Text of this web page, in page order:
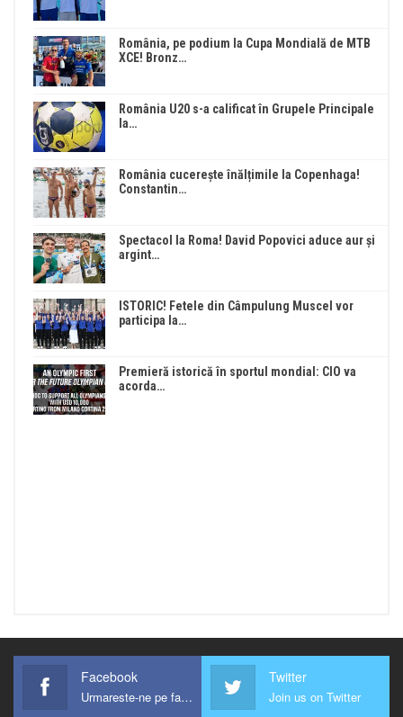
România, pe podium la Cupa Mondială de MTB
XCE! Bronz…
România U20 s-a calificat în Grupele Principale
la…
România cucerește înălțimile la Copenhaga!
Constantin…
Spectacol la Roma! David Popovici aduce aur și
argint…
ISTORIC! Fetele din Câmpulung Muscel vor
participa la…
Premieră istorică în sportul mondial: CIO va
acorda…
Facebook
Urmareste-ne pe facebook !
Twitter
Join us on Twitter